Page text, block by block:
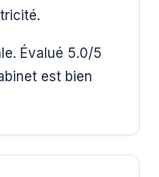
Évalué 5.0/5
est bien